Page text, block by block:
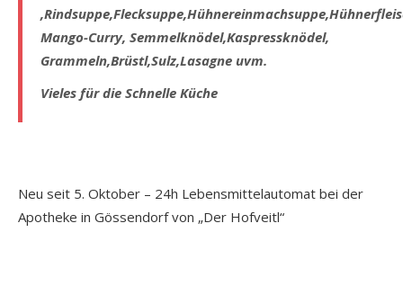
Mango-Curry, Semmelknödel,Kaspressknödel,
Grammeln,Brüstl,Sulz,Lasagne uvm.
Vieles für die Schnelle Küche
Neu seit 5. Oktober – 24h Lebensmittelautomat bei der
Apotheke in Gössendorf von „Der Hofveitl“